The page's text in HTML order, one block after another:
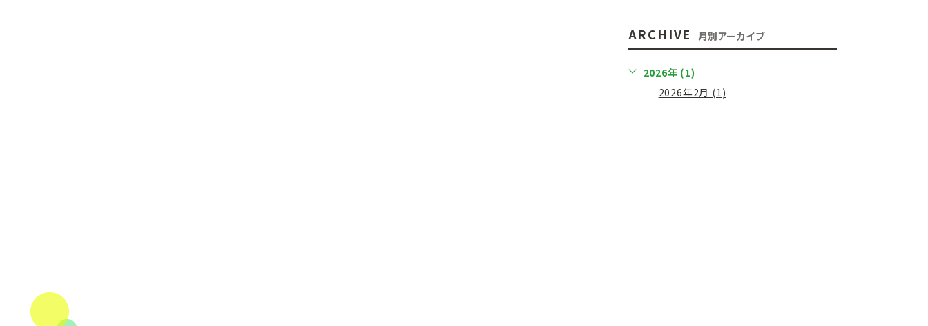
ARCHIVE 月別アーカイブ
2026年 (1)
2026年2月 (1)